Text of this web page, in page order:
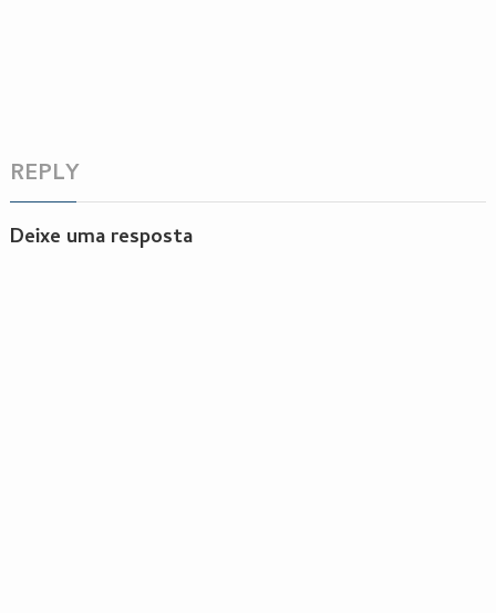
REPLY
Deixe uma resposta